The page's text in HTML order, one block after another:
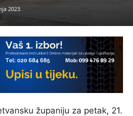
2023.
županiju za petak, 21.